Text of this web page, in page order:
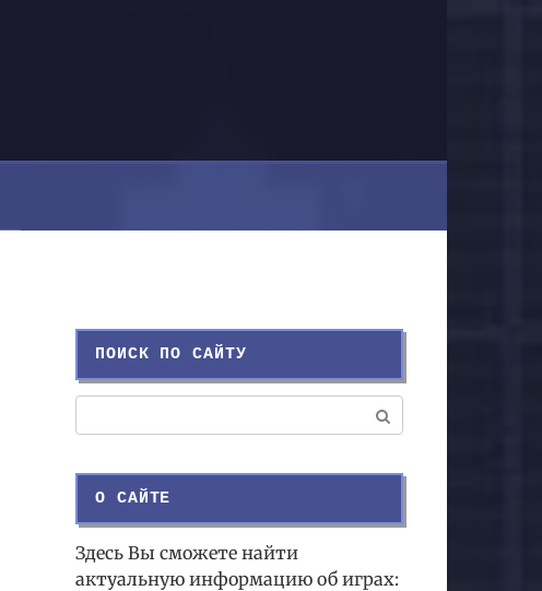
ПОИСК ПО САЙТУ
О САЙТЕ
Здесь Вы сможете найти
актуальную информацию об играх: